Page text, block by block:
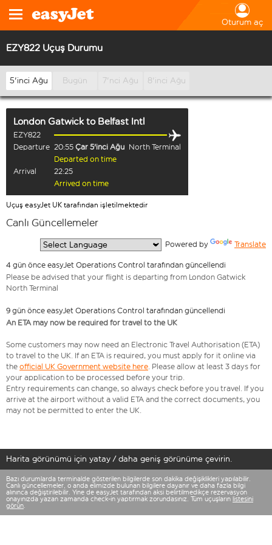
Oturum aç
EZY822 Uçuş Durumu
5'inci Ağu Bugün 7'nci Ağu 8'inci Ağu
London Gatwick to Belfast Intl
EZY822
Departure 20:55 Çar 5'inci Ağu North Terminal
Departed on time
Arrival
22:25
Arrived on time
Uçuş easyJet UK tarafından işletilmektedir
Canlı Güncellemeler
Powered by Translate
4 gün önce easyJet Operations Control tarafından güncellendi
Please be advised that your flight is departing from London Gatwick
North Terminal
9 gün önce easyJet Operations Control tarafından güncellendi
An ETA may now be required for travel to the UK
Some customers may now need an Electronic Travel Authorisation (ETA)
to travel to the UK. If an ETA is required, you must apply for it online via
the official UK Government website here. Please allow at least 3 days for
your application to be processed before your trip.
Entry requirements can change, so always check before you travel. If you
arrive at the airport without a valid ETA and the correct documents, you
may not be permitted to enter the UK.
Harita görünümü için yatay / daha geniş görünüme çevirin.
Bazı durumlarda terminalde gösterilen bilgilerde son dakika değişiklikleri yapılabilir.
Canlı güncellemeler, o anda elimizde bulunan bilgilere dayanır ve daha fazla bilgi
alınınca değiştirilebilir. Yine de easyJet tarafından aksi belirtilmedikçe rezervasyon
onayınızda yazan zamanda check-in yaptırmak zorundasınız. Tüm uçuşların listesini
görün.